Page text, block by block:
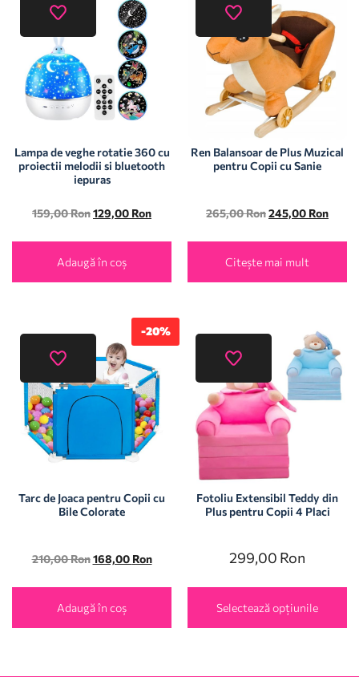
Lampa de veghe rotatie 360 cu
proiectii melodii si bluetooth
iepuras
159,00Ron129,00 Ron
Adaugă în coș
Ren Balansoar de Plus Muzical
pentru Copii cu Sanie
265,00Ron245,00 Ron
Citește mai mult
-20%
Tarc de Joaca pentru Copii cu
Bile Colorate
210,00Ron 168,00 Ron
Adaugă în coș
Fotoliu Extensibil Teddy din
Plus pentru Copii 4 Placi
299,00 Ron
Selectează opțiunile